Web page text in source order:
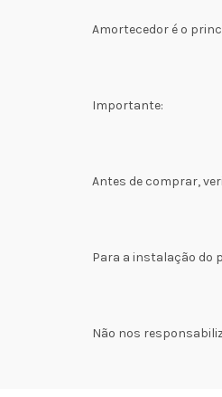
Amortecedor é o
Importante:
Antes de comprar,
Para a instalação do
Não nos